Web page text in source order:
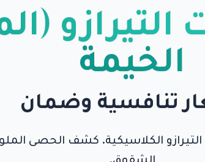
الخيمة
تنافسية وضمان
الكلاسيكية. كشف الحصى
الشقوق.